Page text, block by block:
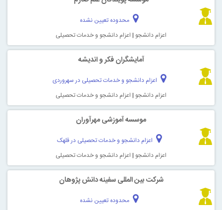
محدوده تعیین نشده
اعزام دانشجو | اعزام دانشجو و خدمات تحصیلی
آمایشگران فکر و اندیشه
اعزام دانشجو و خدمات تحصیلی در سهروردی
اعزام دانشجو | اعزام دانشجو و خدمات تحصیلی
موسسه آموزشی مهرآوران
اعزام دانشجو و خدمات تحصیلی در قلهک
اعزام دانشجو | اعزام دانشجو و خدمات تحصیلی
شرکت بین المللی سفینه دانش پژوهان
محدوده تعیین نشده